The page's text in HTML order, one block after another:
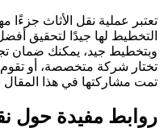
تعتبر عملية نقل الأثاث جزءًا
التخطيط لها جيدًا لتحقيق أفضل
وبتخطيط جيد، يمكنك ضمان
تختار شركة متخصصة، أو
تمت مشاركتها في هذا
روابط مفيدة حول